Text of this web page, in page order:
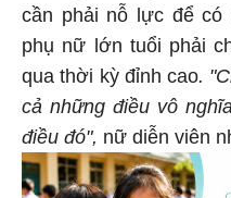
cần phải nỗ lực để
phụ nữ lớn tuổi phải
qua thời kỳ đỉnh cao .
cả những điều vô
điều đó", nữ diễn viên